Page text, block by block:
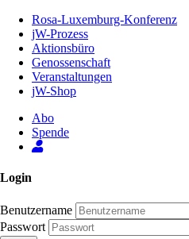
Inhalt
Seite
Rosa-Luxemburg-Konferenz
jW-Prozess
Aktionsbüro
Genossenschaft
Veranstaltungen
jW-Shop
Abo
Spende
Login
Benutzername
Passwort